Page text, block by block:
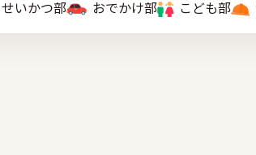
せいかつ部 おでかけ部 こども部